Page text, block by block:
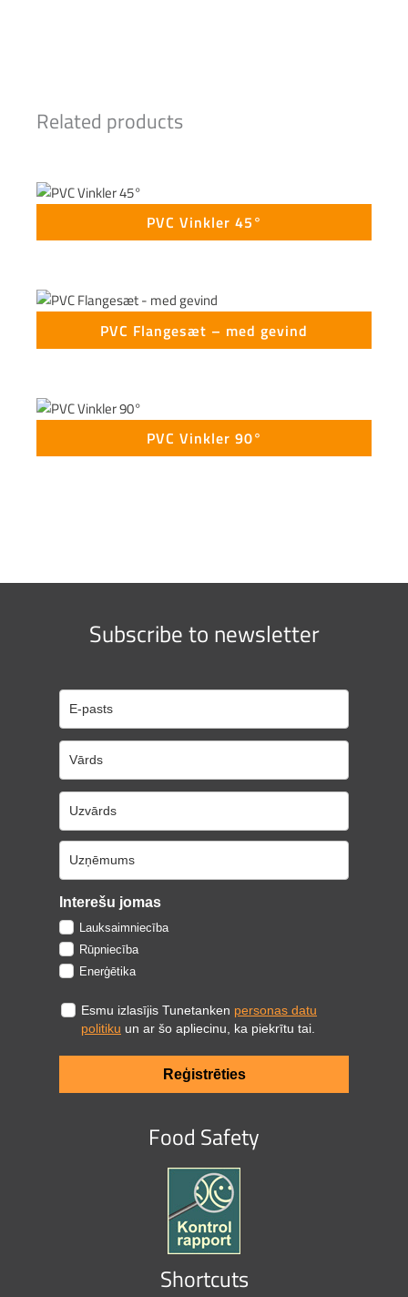
Related products
PVC Vinkler 45°
PVC Flangesæt – med gevind
PVC Vinkler 90°
Subscribe to newsletter
Interešu jomas
Lauksaimniecība
Rūpniecība
Enerģētika
Esmu izlasījis Tunetanken personas datu
politiku un ar šo apliecinu, ka piekrītu tai.
Reģistrēties
Food Safety
Shortcuts